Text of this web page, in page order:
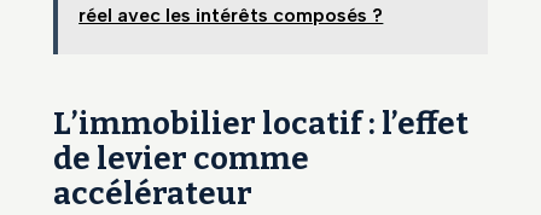
réel avec les intérêts composés ?
L’immobilier locatif : l’effet
de levier comme
accélérateur